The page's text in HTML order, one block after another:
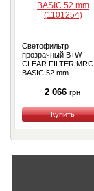
Светофильтр
прозрачный B+W
CLEAR FILTER MRC
BASIC 52 mm
2 066 грн
Купить